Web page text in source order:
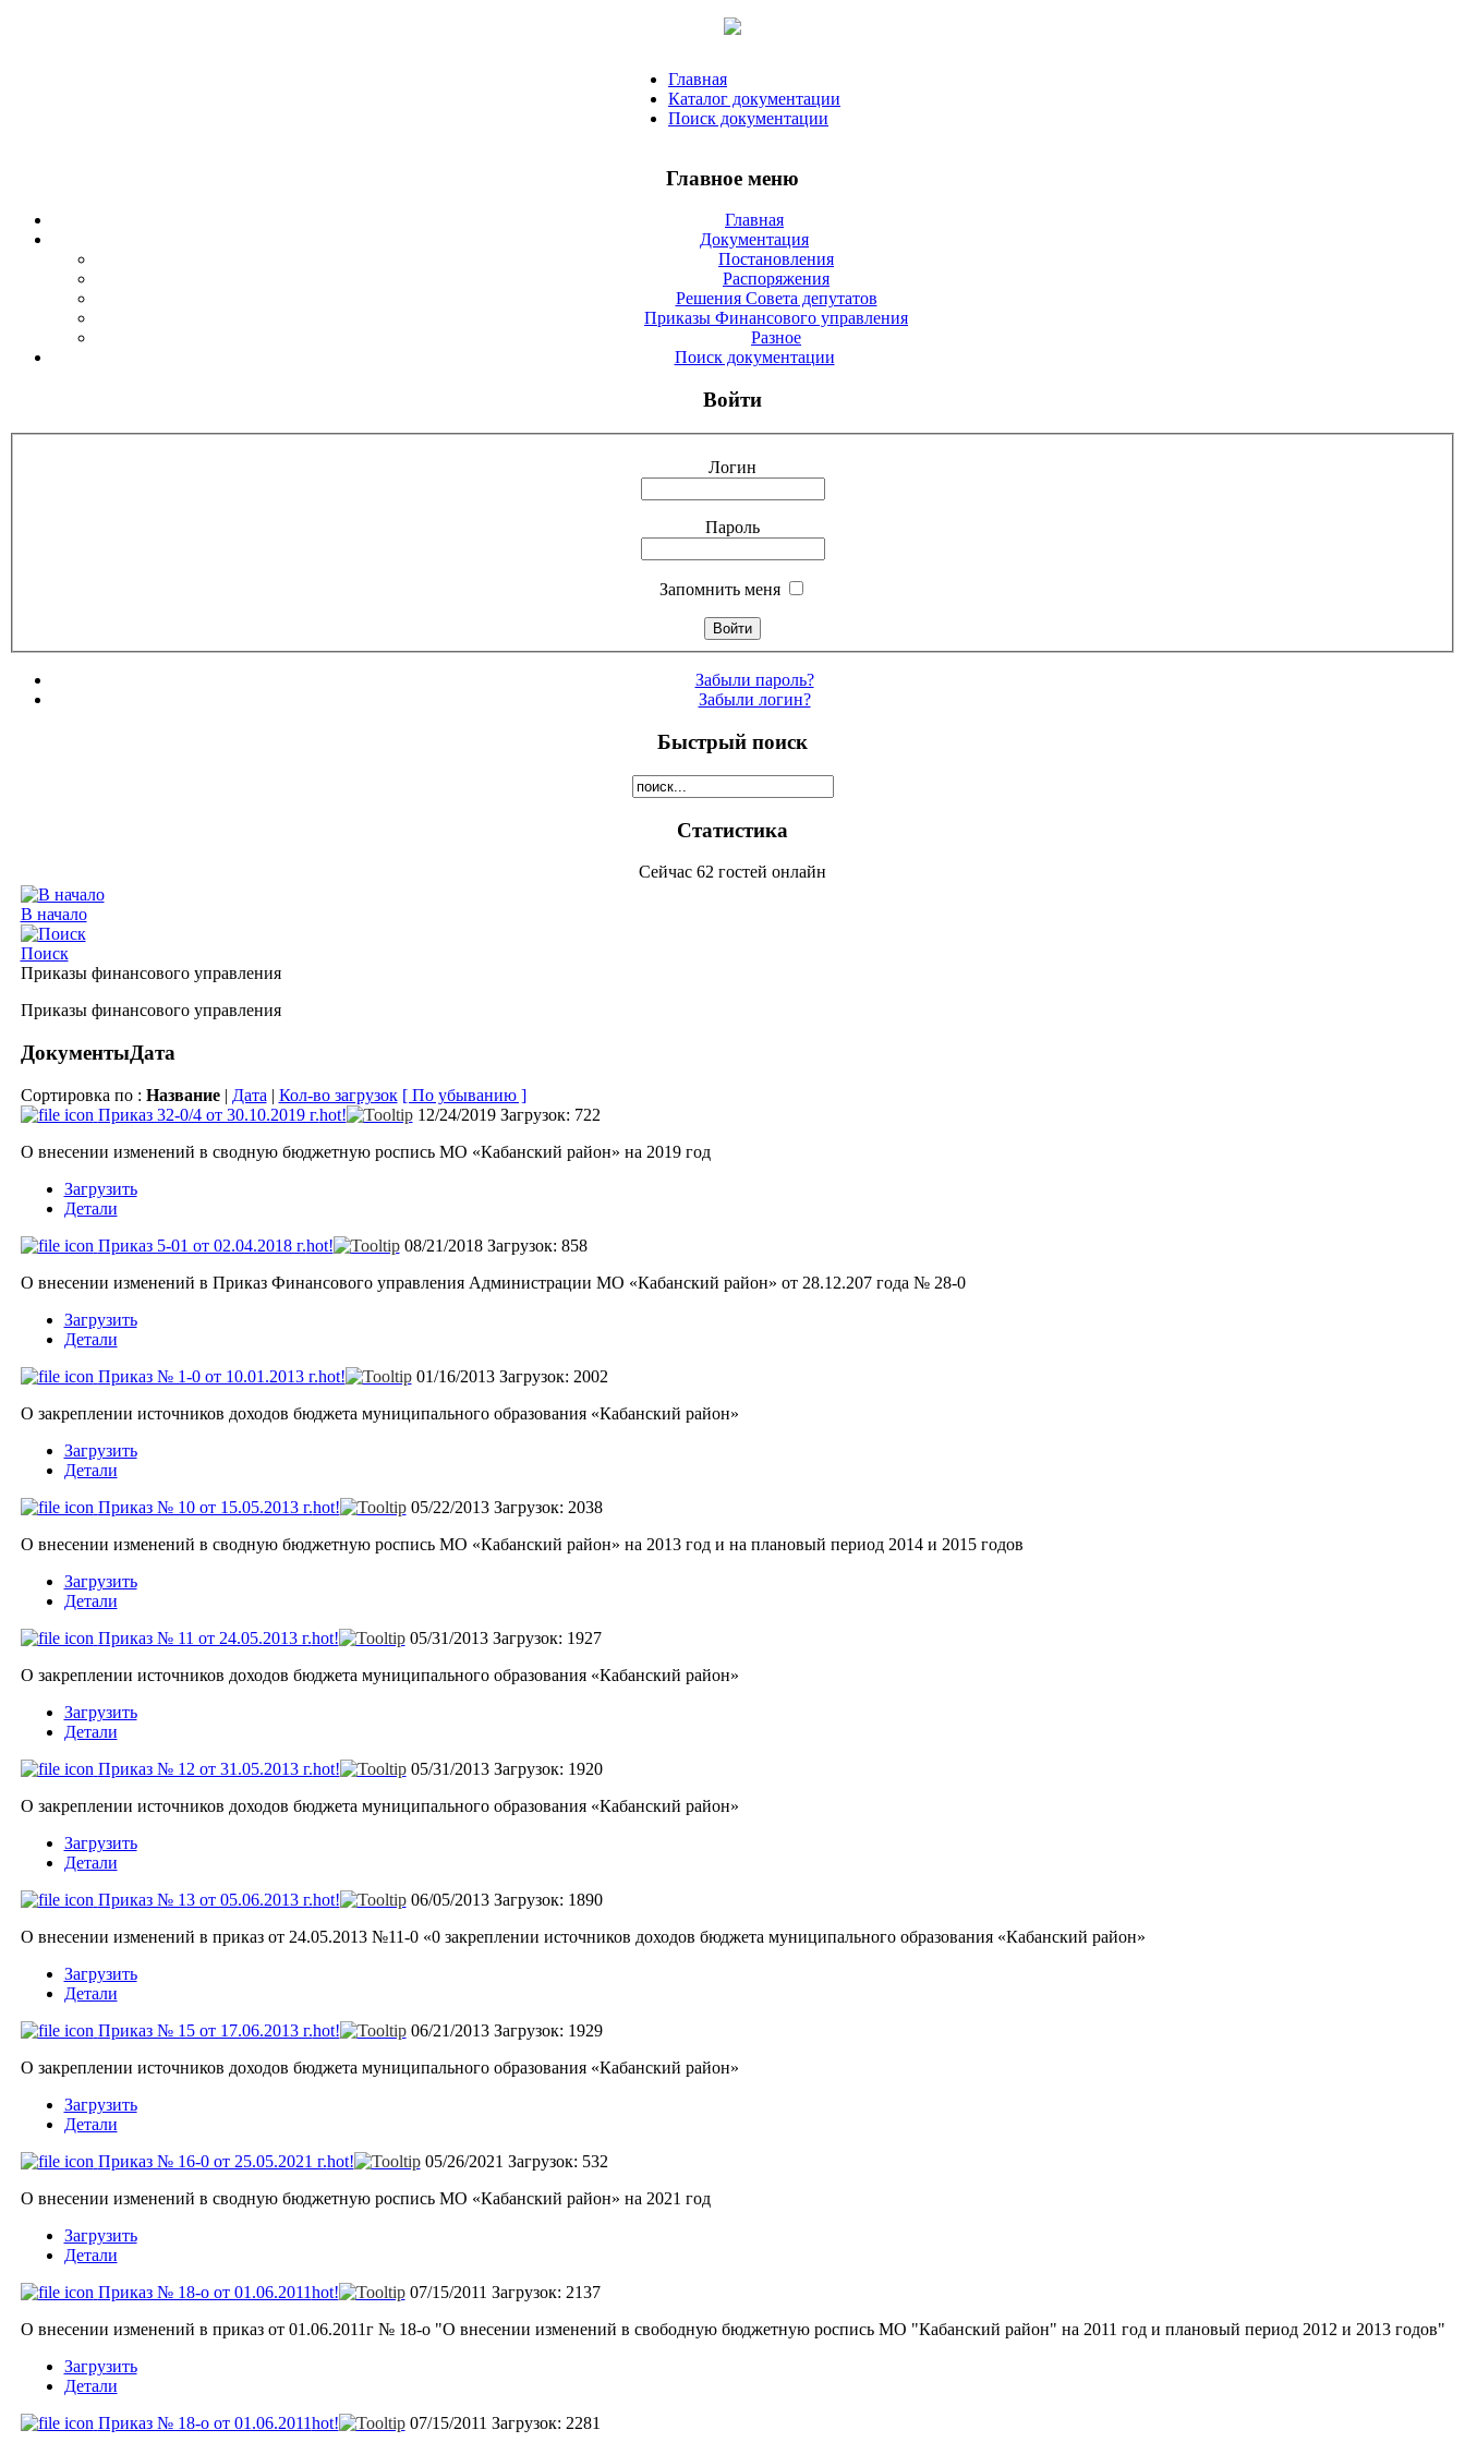
Главная
Каталог документации
Поиск документации
Главное меню
Главная
Документация
Постановления
Распоряжения
Решения Совета депутатов
Приказы Финансового управления
Разное
Поиск документации
Войти
Логин
Пароль
Запомнить меня
Забыли пароль?
Забыли логин?
Быстрый поиск
Статистика
Сейчас 62 гостей онлайн
В начало
Поиск
Приказы финансового управления
Приказы финансового управления
ДокументыДата
Сортировка по : Название | Дата | Кол-во загрузок [ По убыванию ]
Приказ 32-0/4 от 30.10.2019 г.hot! 12/24/2019 Загрузок: 722
О внесении изменений в сводную бюджетную роспись МО «Кабанский район» на 2019 год
Загрузить
Детали
Приказ 5-01 от 02.04.2018 г.hot! 08/21/2018 Загрузок: 858
О внесении изменений в Приказ Финансового управления Администрации МО «Кабанский район» от 28.12.207 года № 28-0
Загрузить
Детали
Приказ № 1-0 от 10.01.2013 г.hot! 01/16/2013 Загрузок: 2002
О закреплении источников доходов бюджета муниципального образования «Кабанский район»
Загрузить
Детали
Приказ № 10 от 15.05.2013 г.hot! 05/22/2013 Загрузок: 2038
О внесении изменений в сводную бюджетную роспись МО «Кабанский район» на 2013 год и на плановый период 2014 и 2015 годов
Загрузить
Детали
Приказ № 11 от 24.05.2013 г.hot! 05/31/2013 Загрузок: 1927
О закреплении источников доходов бюджета муниципального образования «Кабанский район»
Загрузить
Детали
Приказ № 12 от 31.05.2013 г.hot! 05/31/2013 Загрузок: 1920
О закреплении источников доходов бюджета муниципального образования «Кабанский район»
Загрузить
Детали
Приказ № 13 от 05.06.2013 г.hot! 06/05/2013 Загрузок: 1890
О внесении изменений в приказ от 24.05.2013 №11-0 «0 закреплении источников доходов бюджета муниципального образования «Кабанский район»
Загрузить
Детали
Приказ № 15 от 17.06.2013 г.hot! 06/21/2013 Загрузок: 1929
О закреплении источников доходов бюджета муниципального образования «Кабанский район»
Загрузить
Детали
Приказ № 16-0 от 25.05.2021 г.hot! 05/26/2021 Загрузок: 532
О внесении изменений в сводную бюджетную роспись МО «Кабанский район» на 2021 год
Загрузить
Детали
Приказ № 18-o от 01.06.2011hot! 07/15/2011 Загрузок: 2137
О внесении изменений в приказ от 01.06.2011г № 18-о "О внесении изменений в свободную бюджетную роспись МО "Кабанский район" на 2011 год и плановый период 2012 и 2013 годов"
Загрузить
Детали
Приказ № 18-о от 01.06.2011hot! 07/15/2011 Загрузок: 2281